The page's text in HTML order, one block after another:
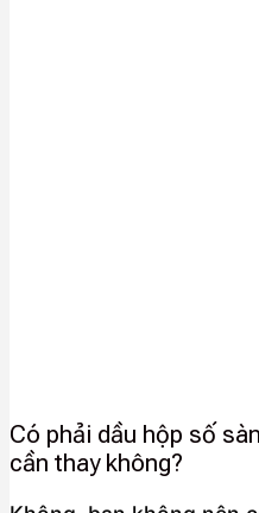
Có phải dầu hộp số
cần thay không?